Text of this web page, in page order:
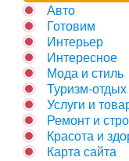
Авто
Готовим
Интерьер
Интересное
Мода и стиль
Туризм-отдых
Услуги и
Ремонт и
Красота и
Карта сайта